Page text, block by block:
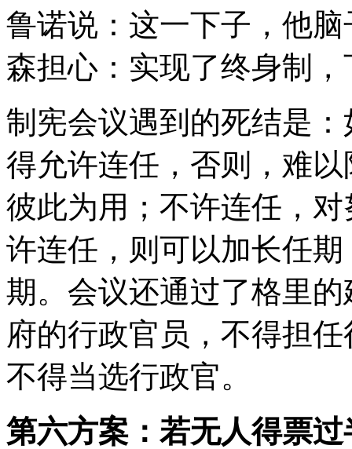
鲁诺说：这一下子，他
森担心：实现了终身制
制宪会议遇到的死结是
得允许连任，否则，难
彼此为用；不许连任，
许连任，则可以加长任
期。会议还通过了格里
府的行政官员，不得担
不得当选行政官。
第六方案：若无人得票